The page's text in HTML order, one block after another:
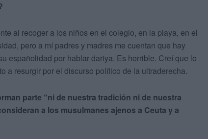
al recoger a los niños en el colegio, en la playa, en el
pero a mí padres y madres me cuentan que hay
españolidad por hablar dariya. Es horrible. Creí que lo
a resurgir por el discurso político de la ultraderecha.
parte “ni de nuestra tradición ni de nuestra
a los musulmanes ajenos a Ceuta y a